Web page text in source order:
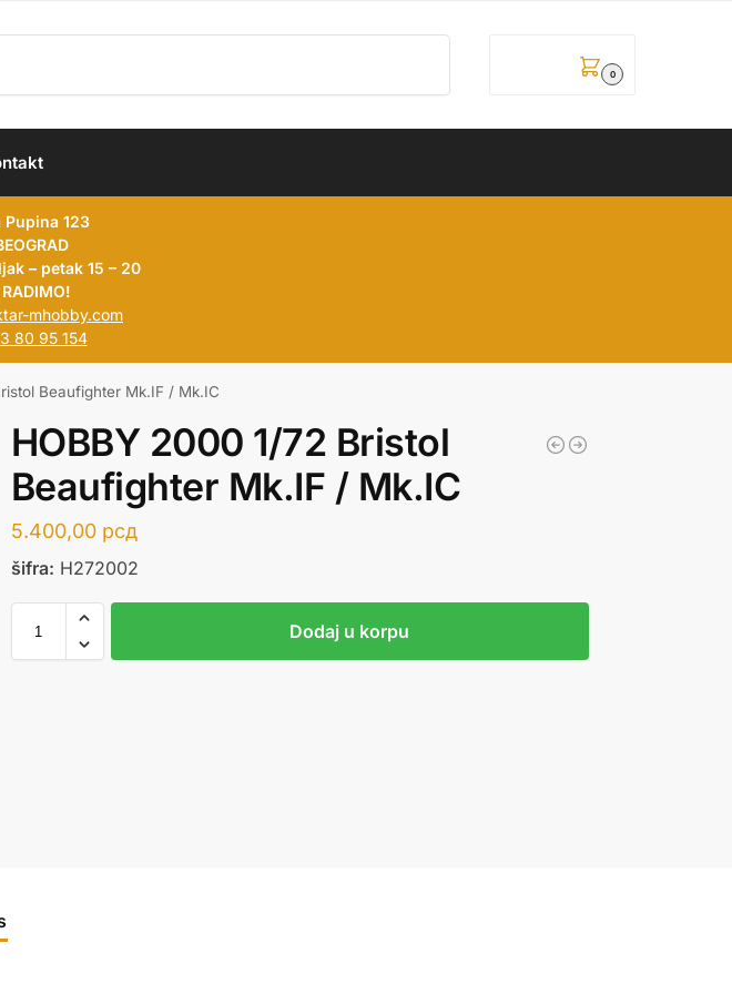
0
123
– petak 15 – 20
mhobby.com
80 95 154
Beaufighter Mk.IF / Mk.IC
HOBBY 2000 1/72 Bristol
Beaufighter Mk.IF / Mk.IC
5.400,00 рсд
šifra: H272002
Dodaj u korpu